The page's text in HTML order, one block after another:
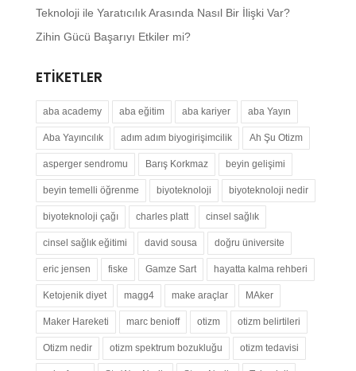
Teknoloji ile Yaratıcılık Arasında Nasıl Bir İlişki Var?
Zihin Gücü Başarıyı Etkiler mi?
ETIKETLER
aba academy aba eğitim aba kariyer aba Yayın
Aba Yayıncılık adım adım biyogirişimcilik Ah Şu Otizm
asperger sendromu Barış Korkmaz beyin gelişimi
beyin temelli öğrenme biyoteknoloji biyoteknoloji nedir
biyoteknoloji çağı charles platt cinsel sağlık
cinsel sağlık eğitimi david sousa doğru üniversite
eric jensen fiske Gamze Sart hayatta kalma rehberi
Ketojenik diyet magg4 make araçlar MAker
Maker Hareketi marc benioff otizm otizm belirtileri
Otizm nedir otizm spektrum bozukluğu otizm tedavisi